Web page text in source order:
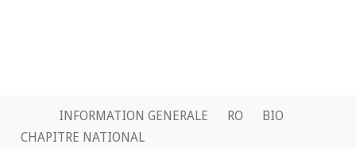
INFORMATION GENERALE RO
BIO
CHAPITRE NATIONAL